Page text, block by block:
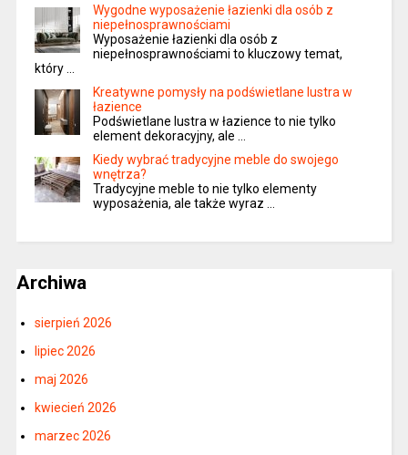
Wygodne wyposażenie łazienki dla osób z
niepełnosprawnościami
Wyposażenie łazienki dla osób z
niepełnosprawnościami to kluczowy temat,
który …
Kreatywne pomysły na podświetlane lustra w
łazience
Podświetlane lustra w łazience to nie tylko
element dekoracyjny, ale …
Kiedy wybrać tradycyjne meble do swojego
wnętrza?
Tradycyjne meble to nie tylko elementy
wyposażenia, ale także wyraz …
Archiwa
sierpień 2026
lipiec 2026
maj 2026
kwiecień 2026
marzec 2026